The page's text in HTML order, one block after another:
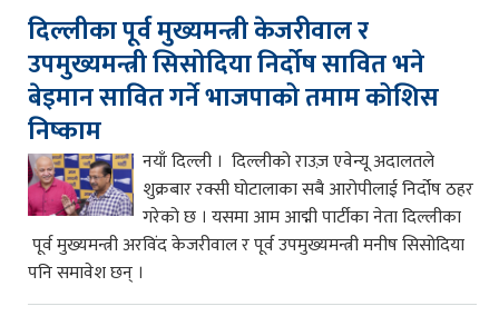
दिल्लीका पूर्व मुख्यमन्त्री केजरीवाल र
उपमुख्यमन्त्री सिसोदिया निर्दोष सावित भने
बेइमान सावित गर्ने भाजपाको तमाम कोशिस
निष्काम
नयाँ दिल्ली । दिल्लीको राउज़ एवेन्यू अदालतले
शुक्रबार रक्सी घोटालाका सबै आरोपीलाई निर्दोष ठहर
गरेको छ । यसमा आम आद्मी पार्टीका नेता दिल्लीका
पूर्व मुख्यमन्त्री अरविंद केजरीवाल र पूर्व उपमुख्यमन्त्री मनीष सिसोदिया
पनि समावेश छन् ।